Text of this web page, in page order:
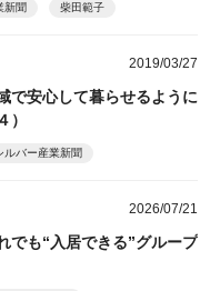
新聞 柴田範子
2019/03/27
で安心して暮らせるように
）
ルバー産業新聞
2026/07/21
でも“入居できる”グループ